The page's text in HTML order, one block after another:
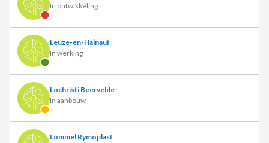
In ontwikkeling
Leuze-en-Hainaut
In werking
Lochristi Beervelde
In aanbouw
Lommel Rymoplast